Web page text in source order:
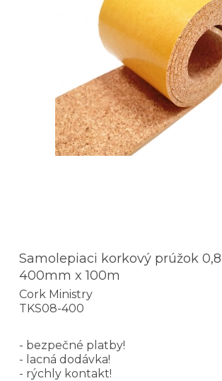
Samolepiaci korkový prúžok
400mm x 100m
Cork Ministry
TKS08-400
- bezpečné platby!
- lacná dodávka!
- rýchly kontakt!